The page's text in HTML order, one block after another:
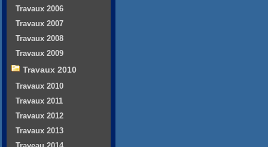
Travaux 2006
Travaux 2007
Travaux 2008
Travaux 2009
Travaux 2010
Travaux 2010
Travaux 2011
Travaux 2012
Travaux 2013